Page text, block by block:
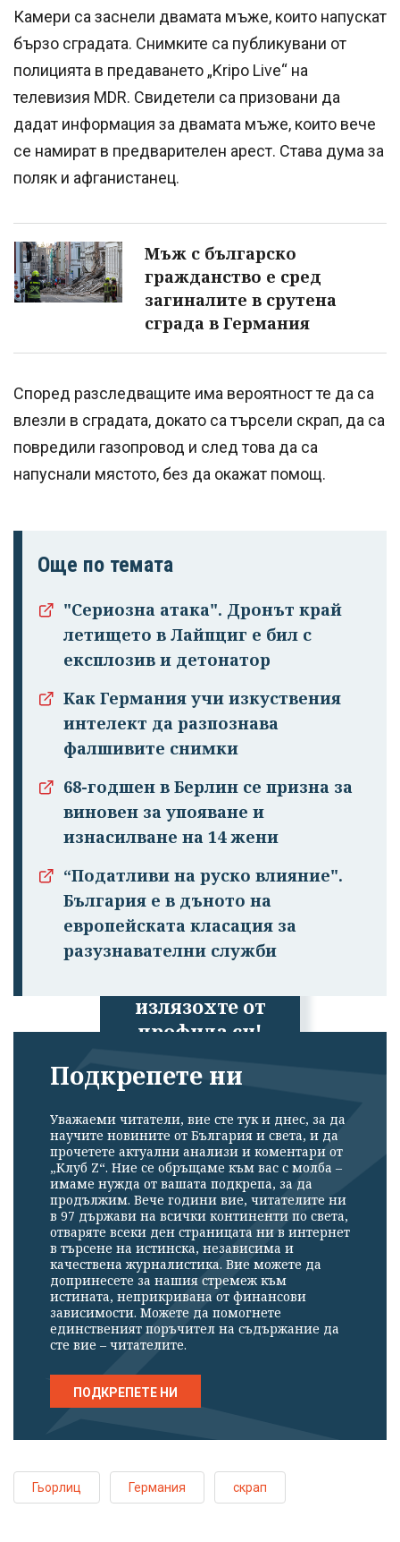
излязохте от
профила си!
Камери са заснели двамата мъже, които напускат
бързо сградата. Снимките са публикувани от
полицията в предаването „Kripo Live“ на
телевизия MDR. Свидетели са призовани да
дадат информация за двамата мъже, които вече
се намират в предварителен арест. Става дума за
поляк и афганистанец.
Мъж с българско
гражданство е сред
загиналите в срутена
сграда в Германия
Според разследващите има вероятност те да са
влезли в сградата, докато са търсели скрап, да са
повредили газопровод и след това да са
напуснали мястото, без да окажат помощ.
Още по темата
"Сериозна атака". Дронът край
летището в Лайпциг е бил с
експлозив и детонатор
Как Германия учи изкуствения
интелект да разпознава
фалшивите снимки
68-годшен в Берлин се призна за
виновен за упояване и
изнасилване на 14 жени
“Податливи на руско влияние".
България е в дъното на
европейската класация за
разузнавателни служби
Подкрепете ни
Уважаеми читатели, вие сте тук и днес, за да
научите новините от България и света, и да
прочетете актуални анализи и коментари от
„Клуб Z“. Ние се обръщаме към вас с молба –
имаме нужда от вашата подкрепа, за да
продължим. Вече години вие, читателите ни
в 97 държави на всички континенти по света,
отваряте всеки ден страницата ни в интернет
в търсене на истинска, независима и
качествена журналистика. Вие можете да
допринесете за нашия стремеж към
истината, неприкривана от финансови
зависимости. Можете да помогнете
единственият поръчител на съдържание да
сте вие – читателите.
ПОДКРЕПЕТЕ НИ
Гьорлиц Германия скрап